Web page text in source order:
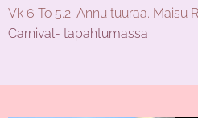
Vk 6 To 5.2. Annu tuuraa. Maisu
Carnival- tapahtumassa